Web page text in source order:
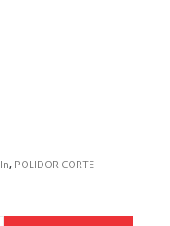
, POLIDOR CORTE